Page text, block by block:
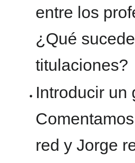
entre los
¿Qué
titulaciones?
Introducir
red y Jorge